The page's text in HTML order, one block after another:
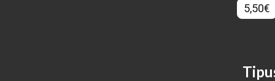
5,50€